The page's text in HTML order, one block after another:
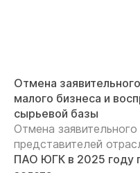
Отмена
малого бизнеса и
сырьевой базы
Отмена
представителей
ПАО ЮГК в 2025 году